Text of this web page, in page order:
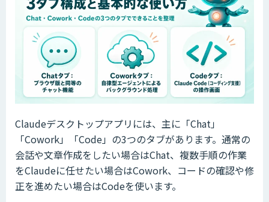
Claudeデスクトップアプリには、主に「Chat」
「Cowork」「Code」の3つのタブがあります。通常の
会話や文章作成をしたい場合はChat、複数手順の作業
をClaudeに任せたい場合はCowork、コードの確認や修
正を進めたい場合はCodeを使います。